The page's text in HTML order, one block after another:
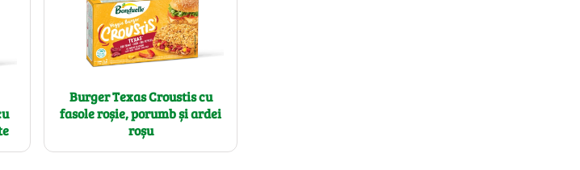
Burger Texas Croustis cu
fasole roșie, porumb și ardei
roșu